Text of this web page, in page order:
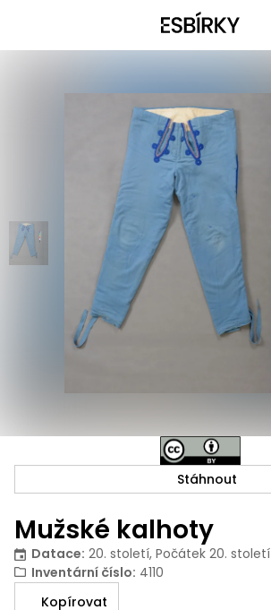
Mužské kalhoty
Datace: 20. století, Počátek 20. století
Inventární číslo: 4110
Kopírovat
Stáhnout